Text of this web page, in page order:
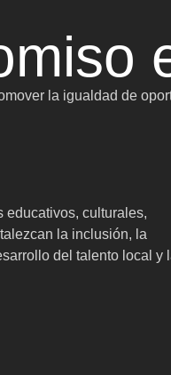
la igualdad de
educativos, culturales,
la inclusión, la
del talento local y